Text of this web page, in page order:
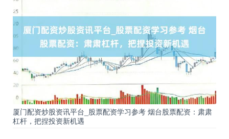
厦门配资炒股资讯平台_股票配资学习参考 烟台股票配资：肃肃
杠杆，把捏投资新机遇